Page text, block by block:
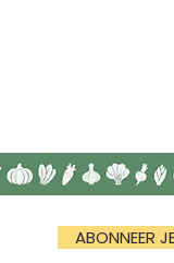
ABONNEER